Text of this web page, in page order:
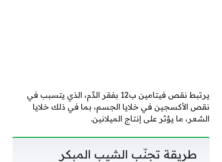
يرتبط نقص فيتامين ب12 بفقر الدَّم، الذي يتسبب في
نقص الأكسجين في خلايا الجسم، بما في ذلك خلايا
الشعر، ما يؤثر على إنتاج الميلانين.
طريقة تجنّب الشيب المبكر